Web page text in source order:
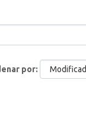
por